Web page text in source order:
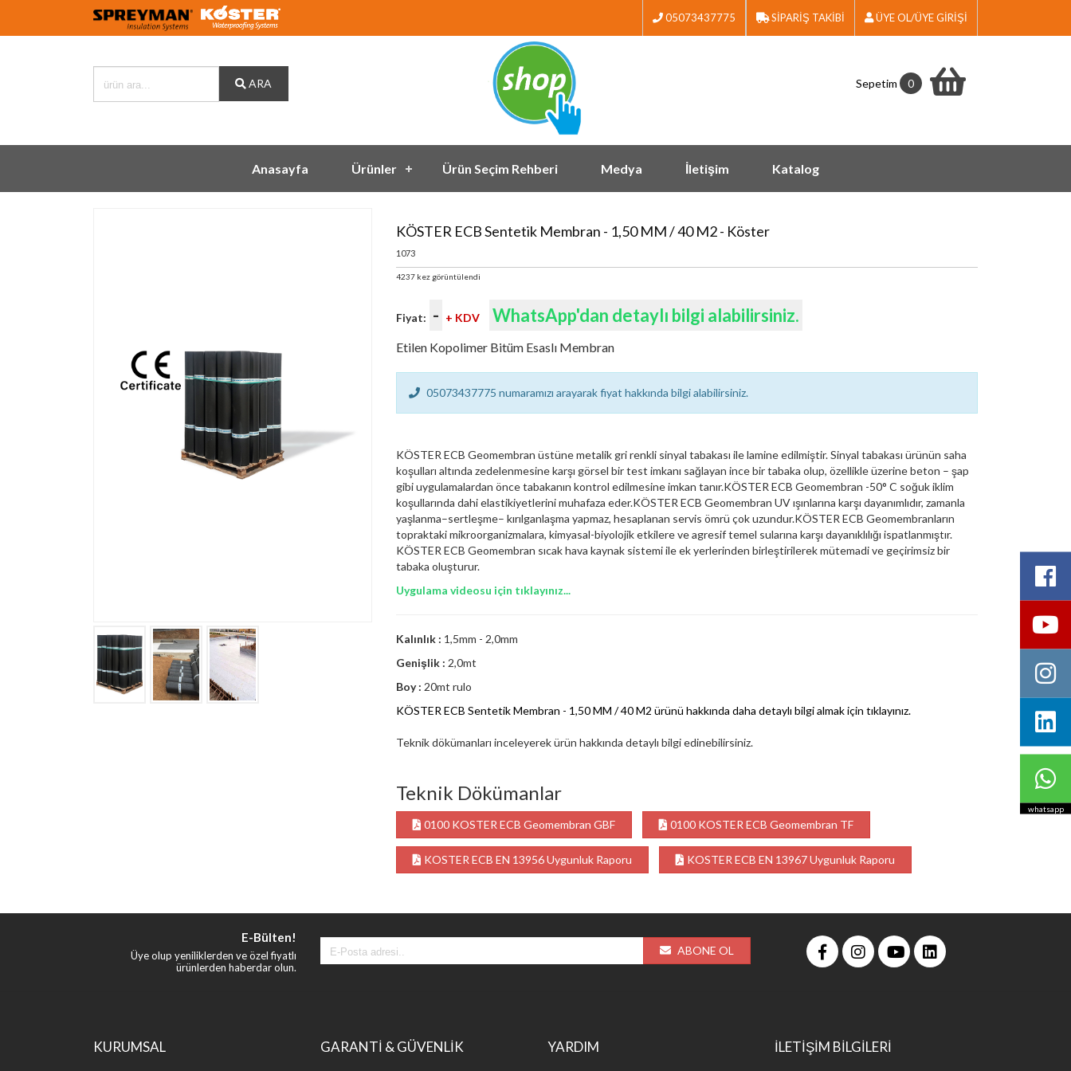
05073437775 SİPARİŞ TAKİBİ ÜYE OL/ÜYE GİRİŞİ
ARA Sepetim 0
Anasayfa Ürünler Ürün Seçim Rehberi Medya İletişim Katalog
whatsapp
KÖSTER ECB Sentetik Membran - 1,50 MM / 40 M2 - Köster
1073
4237 kez görüntülendi
Fiyat: - + KDV WhatsApp'dan detaylı bilgi alabilirsiniz.
Etilen Kopolimer Bitüm Esaslı Membran
05073437775 numaramızı arayarak fiyat hakkında bilgi alabilirsiniz.
KÖSTER ECB Geomembran üstüne metalik gri renkli sinyal tabakası ile lamine edilmiştir. Sinyal tabakası ürünün saha
koşulları altında zedelenmesine karşı görsel bir test imkanı sağlayan ince bir tabaka olup, özellikle üzerine beton – şap
gibi uygulamalardan önce tabakanın kontrol edilmesine imkan tanır.KÖSTER ECB Geomembran -50° C soğuk iklim
koşullarında dahi elastikiyetlerini muhafaza eder.KÖSTER ECB Geomembran UV ışınlarına karşı dayanımlıdır, zamanla
yaşlanma–sertleşme– kırılganlaşma yapmaz, hesaplanan servis ömrü çok uzundur.KÖSTER ECB Geomembranların
topraktaki mikroorganizmalara, kimyasal-biyolojik etkilere ve agresif temel sularına karşı dayanıklılığı ispatlanmıştır.
KÖSTER ECB Geomembran sıcak hava kaynak sistemi ile ek yerlerinden birleştirilerek mütemadi ve geçirimsiz bir
tabaka oluşturur.
Uygulama videosu için tıklayınız...
Kalınlık : 1,5mm - 2,0mm
Genişlik : 2,0mt
Boy : 20mt rulo
KÖSTER ECB Sentetik Membran - 1,50 MM / 40 M2 ürünü hakkında daha detaylı bilgi almak için tıklayınız.
Teknik dökümanları inceleyerek ürün hakkında detaylı bilgi edinebilirsiniz.
Teknik Dökümanlar
0100 KOSTER ECB Geomembran GBF 0100 KOSTER ECB Geomembran TF
KOSTER ECB EN 13956 Uygunluk Raporu KOSTER ECB EN 13967 Uygunluk Raporu
E-Bülten!
Üye olup yeniliklerden ve özel fiyatlı
ürünlerden haberdar olun.
ABONE OL
KURUMSAL GARANTİ & GÜVENLİK YARDIM İLETİŞİM BİLGİLERİ